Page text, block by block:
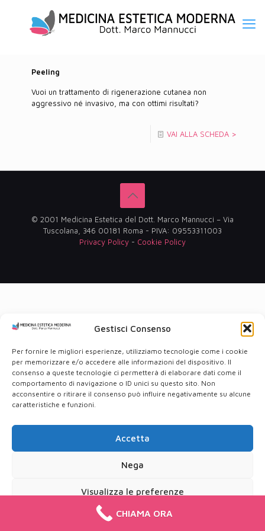
Gestisci Consenso
Per fornire le migliori esperienze, utilizziamo tecnologie come i cookie
per memorizzare e/o accedere alle informazioni del dispositivo. Il
consenso a queste tecnologie ci permetterà di elaborare dati come il
comportamento di navigazione o ID unici su questo sito. Non
acconsentire o ritirare il consenso può influire negativamente su alcune
caratteristiche e funzioni.
Accetta
Nega
Visualizza le preferenze
Cookie PolicyPrivacy Policy
Peeling
Vuoi un trattamento di rigenerazione cutanea non
aggressivo né invasivo, ma con ottimi risultati?
VAI ALLA SCHEDA >
© 2001 Medicina Estetica del Dott. Marco Mannucci – Via
Tuscolana, 346 00181 Roma - PIVA: 09553311003
Privacy Policy - Cookie Policy
CHIAMA ORA